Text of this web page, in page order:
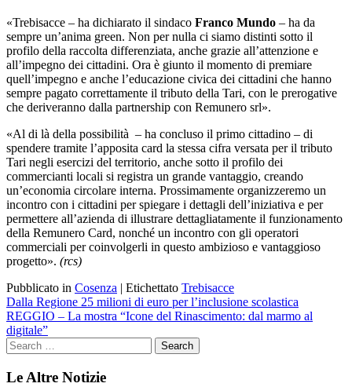
«Trebisacce – ha dichiarato il sindaco Franco Mundo – ha da
sempre un’anima green. Non per nulla ci siamo distinti sotto il
profilo della raccolta differenziata, anche grazie all’attenzione e
all’impegno dei cittadini. Ora è giunto il momento di premiare
quell’impegno e anche l’educazione civica dei cittadini che hanno
sempre pagato correttamente il tributo della Tari, con le prerogative
che deriveranno dalla partnership con Remunero srl».
«Al di là della possibilità – ha concluso il primo cittadino – di
spendere tramite l’apposita card la stessa cifra versata per il tributo
Tari negli esercizi del territorio, anche sotto il profilo dei
commercianti locali si registra un grande vantaggio, creando
un’economia circolare interna. Prossimamente organizzeremo un
incontro con i cittadini per spiegare i dettagli dell’iniziativa e per
permettere all’azienda di illustrare dettagliatamente il funzionamento
della Remunero Card, nonché un incontro con gli operatori
commerciali per coinvolgerli in questo ambizioso e vantaggioso
progetto». (rcs)
Pubblicato in Cosenza | Etichettato Trebisacce
Navigazione
articoli
Dalla Regione 25 milioni di euro per l’inclusione scolastica
REGGIO – La mostra “Icone del Rinascimento: dal marmo al
digitale”
Le Altre Notizie